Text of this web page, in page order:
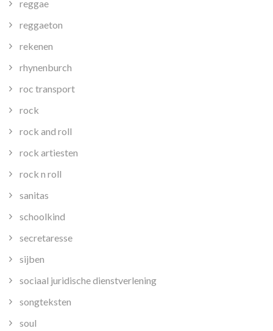
reggae
reggaeton
rekenen
rhynenburch
roc transport
rock
rock and roll
rock artiesten
rock n roll
sanitas
schoolkind
secretaresse
sijben
sociaal juridische dienstverlening
songteksten
soul